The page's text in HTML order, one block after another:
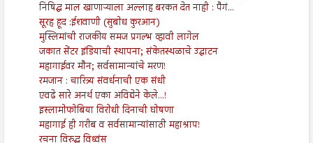
निषिद्ध माल खाणाऱ्याला अल्लाह बरकत देत नाही : पैगं...
सूरह हूद :ईशवाणी (सुबोध कुरआन)
मुस्लिमांची राजकीय समज प्रगल्भ व्हावी लागेल
जकात सेंटर इंडियाची स्थापना; संकेतस्थळाचे उद्घाटन
महागाईवर मौन; सर्वसामान्यांचे मरण!
रमजान : चारित्र्य संवर्धनाची एक संधी
एवढे सारे अनर्थ एका अविद्येने केले...!
इस्लामोफोबिया विरोधी दिनाची घोषणा
महागाई ही गरीब व सर्वसामान्यांसाठी महाश्राप!